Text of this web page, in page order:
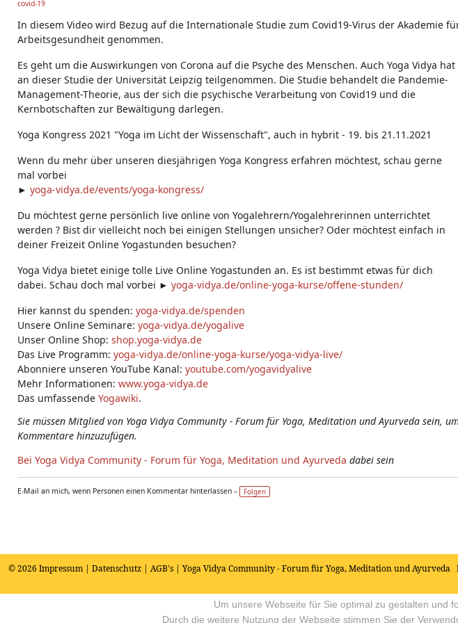
g
covid-19
In diesem Video wird Bezug auf die Internationale Studie zum Covid19-Virus der Akademie
Arbeitsgesundheit genommen.
Es geht um die Auswirkungen von Corona auf die Psyche des Menschen. Auch Yoga Vidya hat
an dieser Studie der Universität Leipzig teilgenommen. Die Studie behandelt die Pandemie-
Management-Theorie, aus der sich die psychische Verarbeitung von Covid19 und die
Kernbotschaften zur Bewältigung darlegen.
Yoga Kongress 2021 "Yoga im Licht der Wissenschaft", auch in hybrit - 19. bis 21.11.2021
Wenn du mehr über unseren diesjährigen Yoga Kongress erfahren möchtest, schau gerne
mal vorbei
► yoga-vidya.de/events/yoga-kongress/
Du möchtest gerne persönlich live online von Yogalehrern/Yogalehrerinnen unterrichtet
werden ? Bist dir vielleicht noch bei einigen Stellungen unsicher? Oder möchtest einfach in
deiner Freizeit Online Yogastunden besuchen?
Yoga Vidya bietet einige tolle Live Online Yogastunden an. Es ist bestimmt etwas für dich
dabei. Schau doch mal vorbei ► yoga-vidya.de/online-yoga-kurse/offene-stunden/
Hier kannst du spenden: yoga-vidya.de/spenden
Unsere Online Seminare: yoga-vidya.de/yogalive
Unser Online Shop: shop.yoga-vidya.de
Das Live Programm: yoga-vidya.de/online-yoga-kurse/yoga-vidya-live/
Abonniere unseren YouTube Kanal: youtube.com/yogavidyalive
Mehr Informationen: www.yoga-vidya.de
Das umfassende Yogawiki.
Sie müssen Mitglied von Yoga Vidya Community - Forum für Yoga, Meditation und Ayurveda sein,
Kommentare hinzuzufügen.
Bei Yoga Vidya Community - Forum für Yoga, Meditation und Ayurveda dabei sein
E-Mail an mich, wenn Personen einen Kommentar hinterlassen – Folgen
© 2026 Impressum | Datenschutz | AGB's | Yoga Vidya Community - Forum für Yoga, Meditation und Ayurveda
Um unsere Webseite für Sie optimal zu gestalten und
Durch die weitere Nutzung der Webseite stimmen Sie der